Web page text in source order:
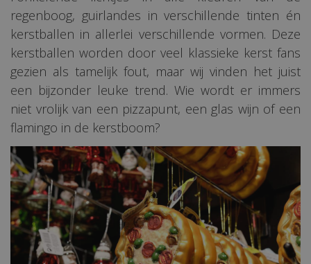
regenboog, guirlandes in verschillende tinten én
kerstballen in allerlei verschillende vormen. Deze
kerstballen worden door veel klassieke kerst fans
gezien als tamelijk fout, maar wij vinden het juist
een bijzonder leuke trend. Wie wordt er immers
niet vrolijk van een pizzapunt, een glas wijn of een
flamingo in de kerstboom?